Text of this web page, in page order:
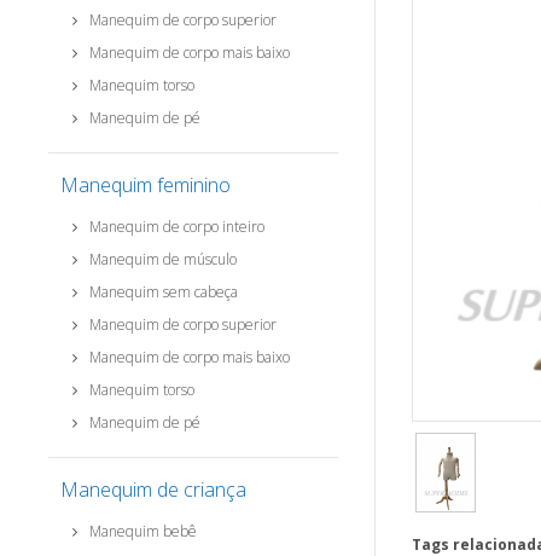
Manequim de corpo superior
Manequim de corpo mais baixo
Manequim torso
Manequim de pé
Manequim feminino
Manequim de corpo inteiro
Manequim de músculo
Manequim sem cabeça
Manequim de corpo superior
Manequim de corpo mais baixo
Manequim torso
Manequim de pé
Manequim de criança
Manequim bebê
Tags